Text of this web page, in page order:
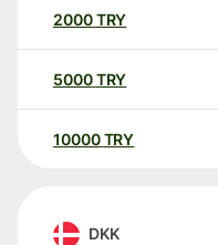
2000TRY
5000TRY
10000 TRY
DKK